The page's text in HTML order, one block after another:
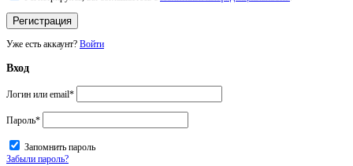
Уже есть аккаунт? Войти
Вход
Логин или email*
Пароль*
Запомнить пароль
Забыли пароль?